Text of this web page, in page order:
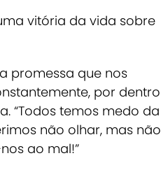
vitória da vida sobre
promessa que nos
por dentro
“Todos temos medo da
não olhar, mas não
ao mal!”